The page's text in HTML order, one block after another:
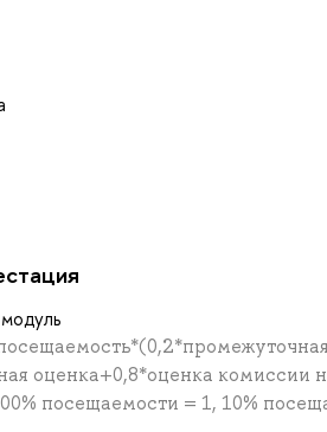
оценка+0,8*оценка комиссии
посещаемости = 1, 10%